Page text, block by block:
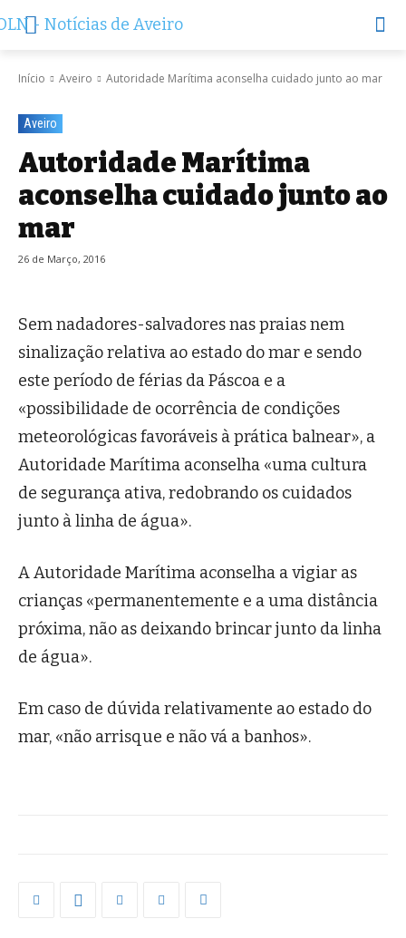
Início Aveiro Autoridade Marítima aconselha cuidado junto ao mar
Aveiro
Autoridade Marítima
aconselha cuidado junto ao
mar
26 de Março, 2016
Sem nadadores-salvadores nas praias nem
sinalização relativa ao estado do mar e sendo
este período de férias da Páscoa e a
«possibilidade de ocorrência de condições
meteorológicas favoráveis à prática balnear», a
Autoridade Marítima aconselha «uma cultura
de segurança ativa, redobrando os cuidados
junto à linha de água».
A Autoridade Marítima aconselha a vigiar as
crianças «permanentemente e a uma distância
próxima, não as deixando brincar junto da linha
de água».
Em caso de dúvida relativamente ao estado do
mar, «não arrisque e não vá a banhos».